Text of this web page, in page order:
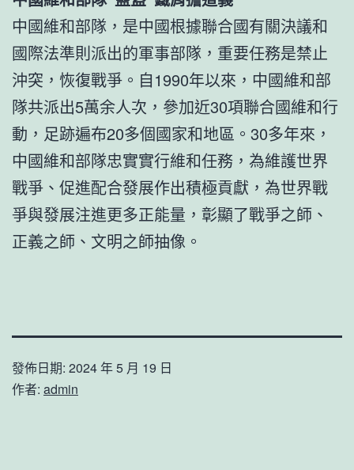
中國維和部隊，是中國根據聯合國有關決議和
國際法準則派出的軍事部隊，重要任務是禁止
沖突，恢復戰爭。自1990年以來，中國維和部
隊共派出5萬余人次，參加近30項聯合國維和行
動，足跡遍布20多個國家和地區。30多年來，
中國維和部隊忠實實行維和任務，為維護世界
戰爭、促進配合發展作出積極貢獻，為世界戰
爭與發展注進更多正能量，彰顯了戰爭之師、
正義之師、文明之師抽像。
發佈日期: 2024 年 5 月 19 日
作者: admin